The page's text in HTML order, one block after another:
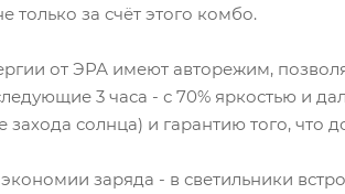
только за счёт этого комбо.
от ЭРА имеют авторежим,
3 часа - с 70% яркостью и
солнца) и гарантию того, что
заряда - в светильники